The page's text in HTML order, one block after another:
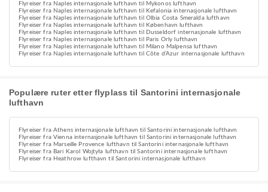
Flyreiser fra Naples internasjonale lufthavn til Mykonos lufthavn
Flyreiser fra Naples internasjonale lufthavn til Kefalonia internasjonale lufthavn
Flyreiser fra Naples internasjonale lufthavn til Olbia Costa Smeralda lufthavn
Flyreiser fra Naples internasjonale lufthavn til København lufthavn
Flyreiser fra Naples internasjonale lufthavn til Dusseldorf internasjonale lufthavn
Flyreiser fra Naples internasjonale lufthavn til Paris Orly lufthavn
Flyreiser fra Naples internasjonale lufthavn til Milano Malpensa lufthavn
Flyreiser fra Naples internasjonale lufthavn til Côte d’Azur internasjonale lufthavn
Populære ruter etter flyplass til Santorini internasjonale
lufthavn
Flyreiser fra Athens internasjonale lufthavn til Santorini internasjonale lufthavn
Flyreiser fra Vienna internasjonale lufthavn til Santorini internasjonale lufthavn
Flyreiser fra Marseille Provence lufthavn til Santorini internasjonale lufthavn
Flyreiser fra Bari Karol Wojtyła lufthavn til Santorini internasjonale lufthavn
Flyreiser fra Heathrow lufthavn til Santorini internasjonale lufthavn